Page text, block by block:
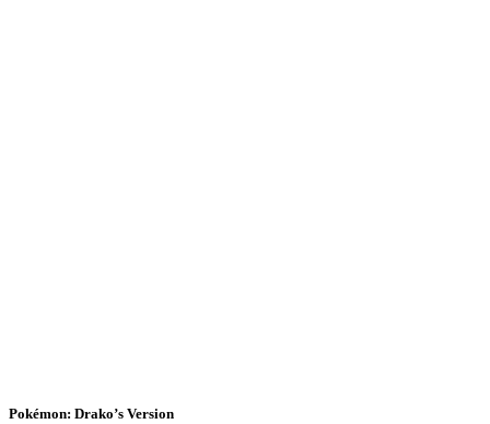
Pokémon: Drako’s Version